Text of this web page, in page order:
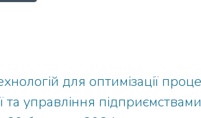
для оптимізації
та управління